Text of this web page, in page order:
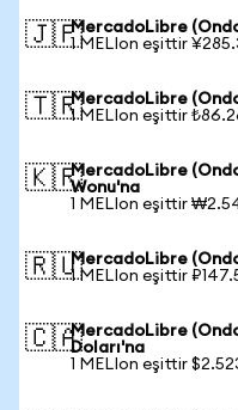
🇯🇵MercadoLibre
1 MELIon eşittir
🇹🇷MercadoLibre
1 MELIon eşittir
🇰🇷MercadoLibre
Wonu'na
1 MELIon eşittir
🇷🇺MercadoLibre
1 MELIon eşittir
🇨🇦MercadoLibre
Doları'na
1 MELIon eşittir